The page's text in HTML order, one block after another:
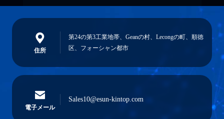
住所
第24の第3工業地帯、Geanの村、Lecongの町、順徳
区、フォーシャン都市
電子メール
Sales10@esun-kintop.com